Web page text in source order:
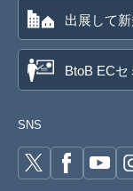
出展して
BtoB ECセ
SNS